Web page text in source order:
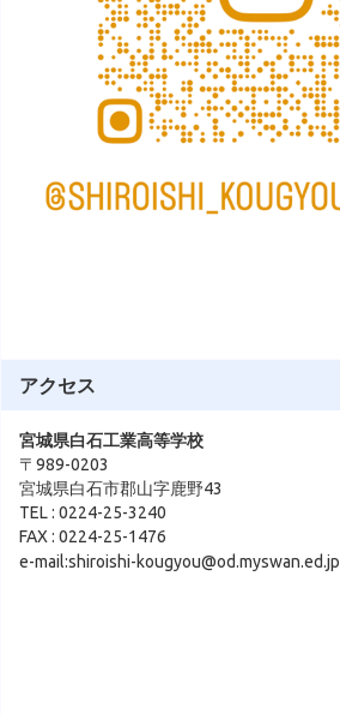
アクセス
宮城県白石工業高等学校
〒989-0203
宮城県白石市郡山字鹿野43
TEL : 0224-25-3240
FAX : 0224-25-1476
e-mail:shiroishi-kougyou@od.myswan.ed.jp